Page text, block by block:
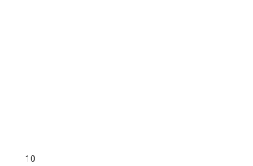
10